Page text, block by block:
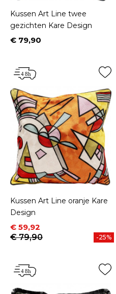
Kussen Art Line twee
gezichten Kare Design
Prijs
€ 79,90
Kussen Art Line oranje Kare
Design
Prijs
€ 59,92
Normale prijs
€ 79,90
-25%